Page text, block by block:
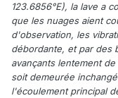
123.6856°E), la lave a
que les nuages aient
d'observation, les
débordante, et par des
avançants lentement
soit demeurée
l'écoulement principal